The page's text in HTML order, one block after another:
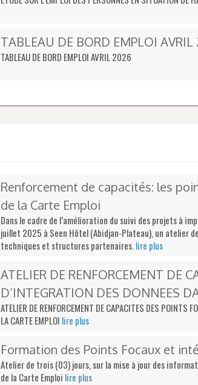
TABLEAU DE BORD EMPLOI AVRIL
TABLEAU DE BORD EMPLOI AVRIL 2026
Renforcement de capacités: les
de la Carte Emploi
Dans le cadre de l’amélioration du suivi des projets à
juillet 2025 à Seen Hôtel (Abidjan-Plateau), un atelier
techniques et structures partenaires.lire plus
ATELIER DE RENFORCEMENT DE
D’INTEGRATION DES DONNEES
ATELIER DE RENFORCEMENT DE CAPACITES DES POINTS
LA CARTE EMPLOI lire plus
Formation des Points Focaux et
Atelier de trois (03) jours, sur la mise à jour des
de la Carte Emploi lire plus